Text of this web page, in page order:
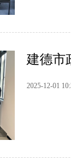
建德市
2025-12-01